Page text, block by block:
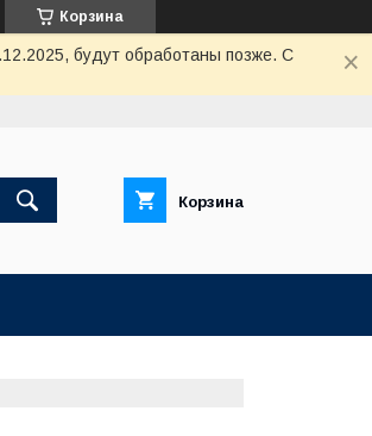
Корзина
будут обработаны позже. С
Корзина